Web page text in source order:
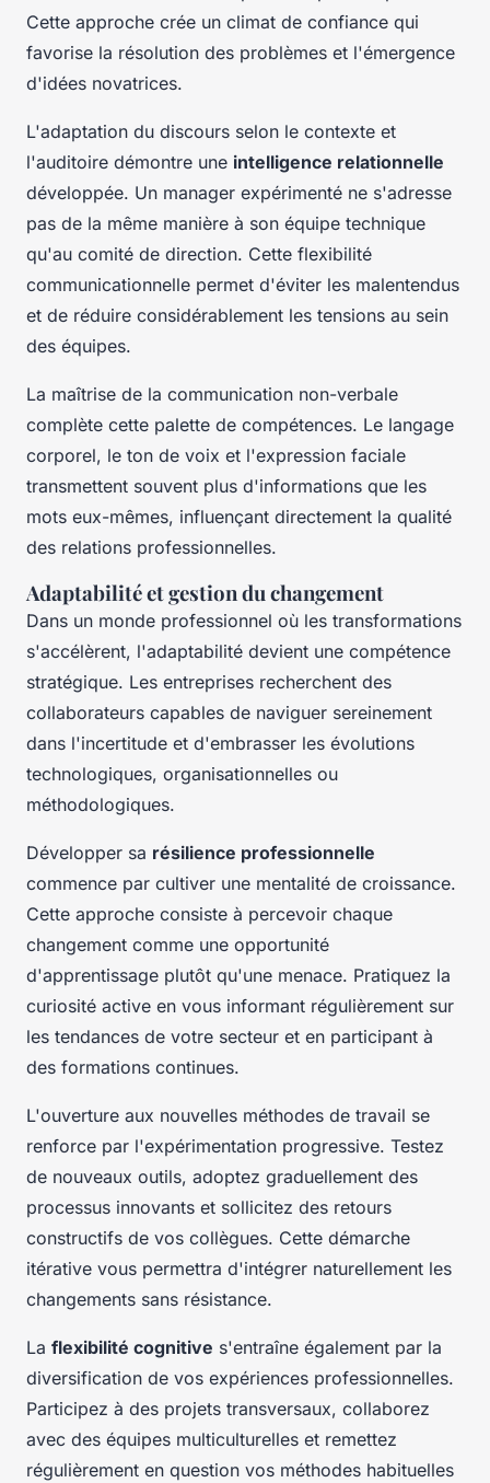
Cette approche crée un climat de confiance qui
favorise la résolution des problèmes et l'émergence
d'idées novatrices.
L'adaptation du discours selon le contexte et
l'auditoire démontre une intelligence relationnelle
développée. Un manager expérimenté ne s'adresse
pas de la même manière à son équipe technique
qu'au comité de direction. Cette flexibilité
communicationnelle permet d'éviter les malentendus
et de réduire considérablement les tensions au sein
des équipes.
La maîtrise de la communication non-verbale
complète cette palette de compétences. Le langage
corporel, le ton de voix et l'expression faciale
transmettent souvent plus d'informations que les
mots eux-mêmes, influençant directement la qualité
des relations professionnelles.
Adaptabilité et gestion du changement
Dans un monde professionnel où les transformations
s'accélèrent, l'adaptabilité devient une compétence
stratégique. Les entreprises recherchent des
collaborateurs capables de naviguer sereinement
dans l'incertitude et d'embrasser les évolutions
technologiques, organisationnelles ou
méthodologiques.
Développer sa résilience professionnelle
commence par cultiver une mentalité de croissance.
Cette approche consiste à percevoir chaque
changement comme une opportunité
d'apprentissage plutôt qu'une menace. Pratiquez la
curiosité active en vous informant régulièrement sur
les tendances de votre secteur et en participant à
des formations continues.
L'ouverture aux nouvelles méthodes de travail se
renforce par l'expérimentation progressive. Testez
de nouveaux outils, adoptez graduellement des
processus innovants et sollicitez des retours
constructifs de vos collègues. Cette démarche
itérative vous permettra d'intégrer naturellement les
changements sans résistance.
La flexibilité cognitive s'entraîne également par la
diversification de vos expériences professionnelles.
Participez à des projets transversaux, collaborez
avec des équipes multiculturelles et remettez
régulièrement en question vos méthodes habituelles